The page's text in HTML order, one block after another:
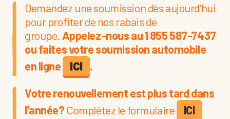
Demandez une soumission dès aujourd’hui
pour profiter de nos rabais de
groupe. Appelez-nous au 1 855 587-7437
ou faites votre soumission automobile
en ligne
ICI .
Votre renouvellement est plus tard dans
l’année? Complétez le formulaire
ICI